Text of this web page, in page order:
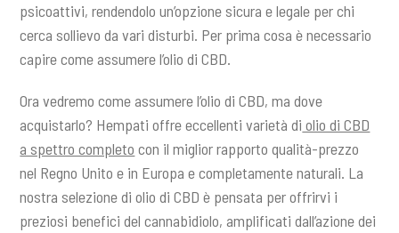
psicoattivi, rendendolo un’opzione sicura e legale per chi
cerca sollievo da vari disturbi. Per prima cosa è necessario
capire come assumere l’olio di CBD.
Ora vedremo come assumere l’olio di CBD, ma dove
acquistarlo? Hempati offre eccellenti varietà di olio di CBD
a spettro completo con il miglior rapporto qualità-prezzo
nel Regno Unito e in Europa e completamente naturali. La
nostra selezione di olio di CBD è pensata per offrirvi i
preziosi benefici del cannabidiolo, amplificati dall’azione dei